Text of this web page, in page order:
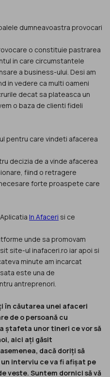
dumneavoastra provocari
o constituie pastrarea
in care circumstantele
a business-ului. Desi am
in vedere ca multi oameni
decat sa plateasca un
o baza de clienti fideli
pentru care vindeti afacerea
decizia de a vinde afacerea
fiind o retragere
forte proaspete care
In Afaceri si ce
unde sa promovam
site-ul inafaceri.ro iar apoi si
minute am incarcat
este una de
antreprenori.
în căutarea unei afaceri
de o persoană cu
ștafeta unor tineri ce vor să
aici ați găsit
dacă doriți să
interviu ce va fi afișat pe
veste. Suntem dornici să vă